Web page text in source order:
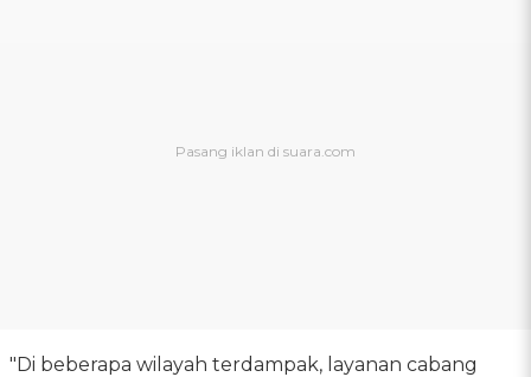
"Di beberapa wilayah terdampak, layanan cabang